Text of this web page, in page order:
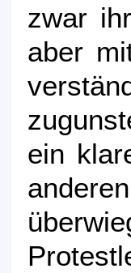
zwar
aber
ein